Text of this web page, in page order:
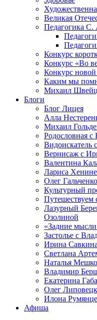
Великая
Педагогика С.
Конкурс
Конкурс «Во
Конкурс
Каким мы
Михаил
Блоги
Блог Лицея
Алла
Михаил
Родословная
Вернисаж с
Валентина
Лариса
Олег Гальченко
Культурный
Путешествуем
Лазурный
Озолиной
«Задние
Застолье с
Ирина
Светлана
Наталья
Владимир
Екатерина
Олег
Илона
Афиша